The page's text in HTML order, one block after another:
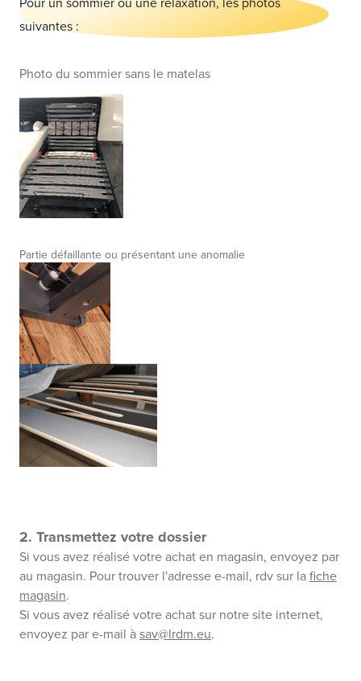
suivantes :
Photo du sommier sans le matelas
Partie défaillante ou présentant une anomalie
2. Transmettez votre dossier
Si vous avez réalisé votre achat en magasin, envoyez par
au magasin. Pour trouver l'adresse e-mail, rdv sur lafiche
magasin.
Si vous avez réalisé votre achat sur notre site internet,
envoyez par e-mail àsav@lrdm.eu.